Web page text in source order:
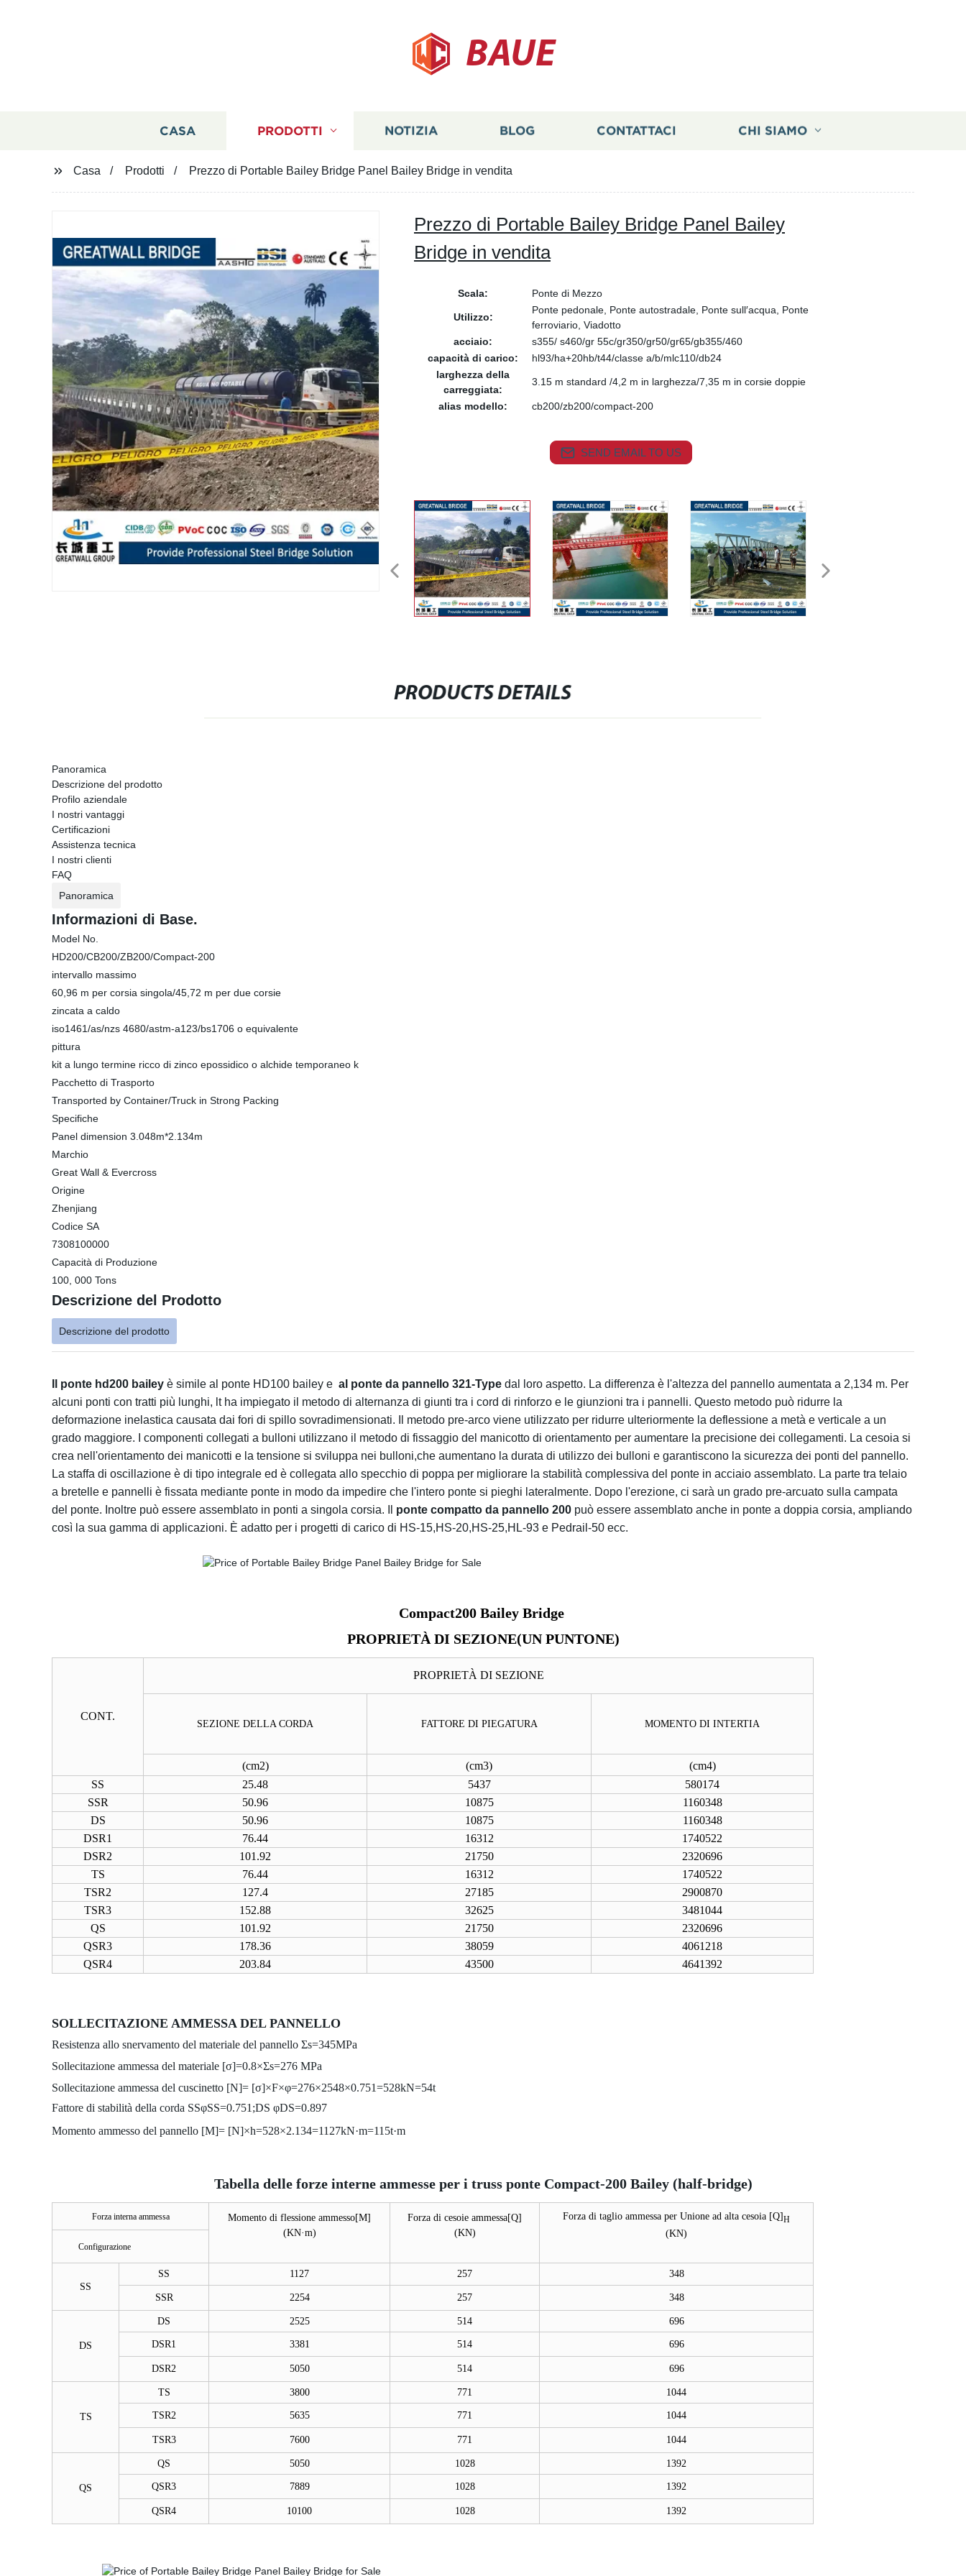
BAUE
CASA PRODOTTI NOTIZIA BLOG CONTATTACI CHI SIAMO
Casa Prodotti Prezzo di Portable Bailey Bridge Panel Bailey Bridge in vendita
Prezzo di Portable Bailey Bridge Panel Bailey
Bridge in vendita
Scala: Ponte di Mezzo
Utilizzo:
Ponte pedonale, Ponte autostradale, Ponte sull′acqua, Ponte
ferroviario, Viadotto
acciaio:
s355/ s460/gr 55c/gr350/gr50/gr65/gb355/460
capacità di carico:
hl93/ha+20hb/t44/classe a/b/mlc110/db24
larghezza della
carreggiata:
3.15 m standard /4,2 m in larghezza/7,35 m in corsie doppie
alias modello: cb200/zb200/compact-200
SEND EMAIL TO US
PRODUCTS DETAILS
Panoramica
Descrizione del prodotto
Profilo aziendale
I nostri vantaggi
Certificazioni
Assistenza tecnica
I nostri clienti
FAQ
Panoramica
Informazioni di Base.
Model No.
HD200/CB200/ZB200/Compact-200
intervallo massimo
60,96 m per corsia singola/45,72 m per due corsie
zincata a caldo
iso1461/as/nzs 4680/astm-a123/bs1706 o equivalente
pittura
kit a lungo termine ricco di zinco epossidico o alchide temporaneo k
Pacchetto di Trasporto
Transported by Container/Truck in Strong Packing
Specifiche
Panel dimension 3.048m*2.134m
Marchio
Great Wall & Evercross
Origine
Zhenjiang
Codice SA
7308100000
Capacità di Produzione
100, 000 Tons
Descrizione del Prodotto
Descrizione del prodotto
Il ponte hd200 bailey è simile al ponte HD100 bailey e al ponte da pannello 321-Type dal loro aspetto. La differenza è l'altezza del pannello aumentata a 2,134 m. Per
alcuni ponti con tratti più lunghi, lt ha impiegato il metodo di alternanza di giunti tra i cord di rinforzo e le giunzioni tra i pannelli. Questo metodo può ridurre la
deformazione inelastica causata dai fori di spillo sovradimensionati. Il metodo pre-arco viene utilizzato per ridurre ulteriormente la deflessione a metà e verticale a un
grado maggiore. I componenti collegati a bulloni utilizzano il metodo di fissaggio del manicotto di orientamento per aumentare la precisione dei collegamenti. La cesoia si
crea nell'orientamento dei manicotti e la tensione si sviluppa nei bulloni,che aumentano la durata di utilizzo dei bulloni e garantiscono la sicurezza dei ponti del pannello.
La staffa di oscillazione è di tipo integrale ed è collegata allo specchio di poppa per migliorare la stabilità complessiva del ponte in acciaio assemblato. La parte tra telaio
a bretelle e pannelli è fissata mediante ponte in modo da impedire che l'intero ponte si pieghi lateralmente. Dopo l'erezione, ci sarà un grado pre-arcuato sulla campata
del ponte. Inoltre può essere assemblato in ponti a singola corsia. Il
ponte compatto da pannello 200 può essere assemblato anche in ponte a doppia corsia, ampliando
così la sua gamma di applicazioni. È adatto per i progetti di carico di HS-15,HS-20,HS-25,HL-93 e Pedrail-50 ecc.
Compact200 Bailey Bridge
PROPRIETÀ DI SEZIONE(UN PUNTONE)
CONT.
PROPRIETÀ DI SEZIONE
SEZIONE DELLA CORDA FATTORE DI PIEGATURA MOMENTO DI INTERTIA
(cm2) (cm3) (cm4)
SS
25.48 5437
580174
SSR
50.96 10875
1160348
DS
50.96 10875
1160348
DSR1
76.44 16312
1740522
DSR2
101.92 21750
2320696
TS
76.44 16312
1740522
TSR2
127.4 27185
2900870
TSR3
152.88 32625
3481044
QS
101.92 21750
2320696
QSR3
178.36 38059
4061218
QSR4
203.84 43500 4641392
SOLLECITAZIONE AMMESSA DEL PANNELLO
Resistenza allo snervamento del materiale del pannello Σs=345MPa
Sollecitazione ammessa del materiale [σ]=0.8×Σs=276 MPa
Sollecitazione ammessa del cuscinetto [N]= [σ]×F×φ=276×2548×0.751=528kN=54t
Fattore di stabilità della corda SSφSS=0.751;DS φDS=0.897
Momento ammesso del pannello [M]= [N]×h=528×2.134=1127kN·m=115t·m
Tabella delle forze interne ammesse per i truss ponte Compact-200 Bailey (half-bridge)
Forza interna ammessa
Momento di flessione ammesso[M]
(KN·m)
Forza di cesoie ammessa[Q]
(KN)
Forza di taglio ammessa per Unione ad alta cesoia [Q]H
(KN)
Configurazione
SS
SS 1127 257 348
SSR 2254 257 348
DS
DS 2525 514 696
DSR1 3381 514 696
DSR2 5050 514 696
TS
TS 3800 771 1044
TSR2 5635 771 1044
TSR3 7600 771 1044
QS
QS 5050 1028 1392
QSR3 7889 1028 1392
QSR4 10100 1028 1392